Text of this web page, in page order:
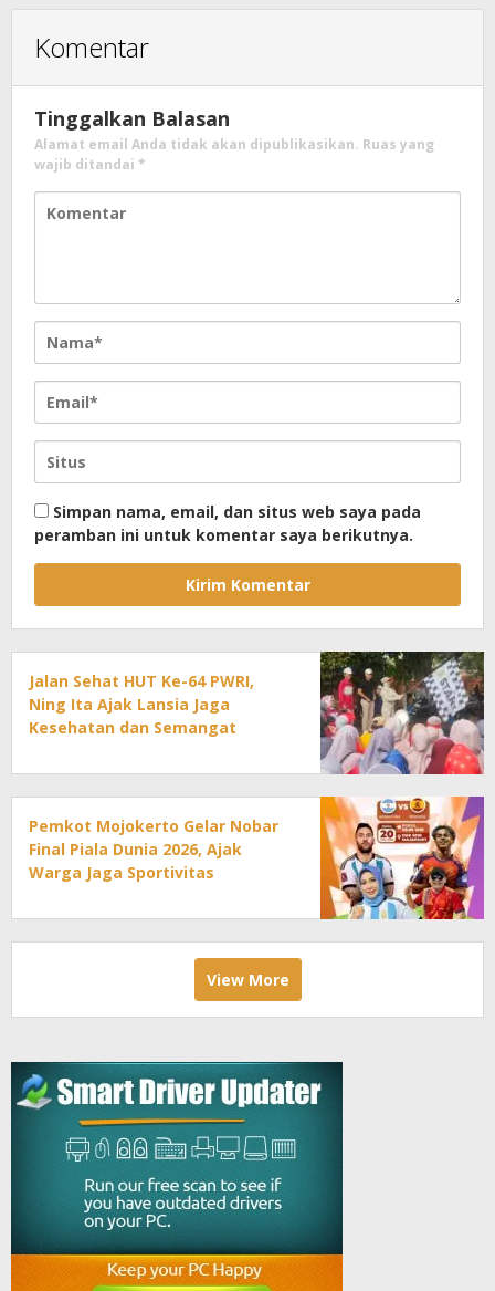
Komentar
Tinggalkan Balasan
Alamat email Anda tidak akan dipublikasikan. Ruas yang
wajib ditandai *
Simpan nama, email, dan situs web saya pada
peramban ini untuk komentar saya berikutnya.
Jalan Sehat HUT Ke-64 PWRI,
Ning Ita Ajak Lansia Jaga
Kesehatan dan Semangat
Pemkot Mojokerto Gelar Nobar
Final Piala Dunia 2026, Ajak
Warga Jaga Sportivitas
View More